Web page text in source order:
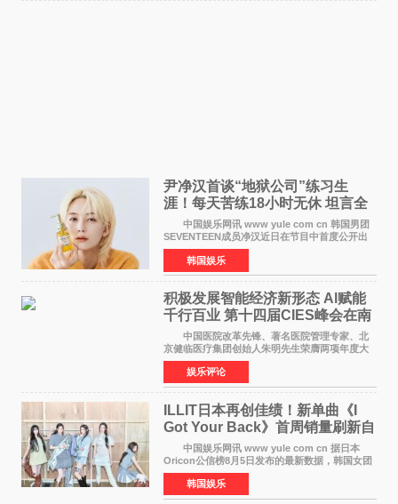
尹净汉首谈“地狱公司”练习生
涯！每天苦练18小时无休 坦言全
靠成员撑过来
中国娱乐网讯 www yule com cn 韩国男团
SEVENTEEN成员净汉近日在节目中首度公开出
道前的残酷练习生经历，并提及经纪公司Pledis
娱乐，引发广泛关注。 在8月2日播出的日本
TBS综艺节目《周
韩国娱乐
积极发展智能经济新形态 Al赋能
千行百业 第十四届CIES峰会在南
京盛大召开
中国医院改革先锋、著名医院管理专家、北
京健临医疗集团创始人朱明先生荣膺两项年度大
奖 2026年7月31日，盛夏金陵，长江之畔，
以重落地·真务实·强链接为主题的2026&lsquo;人
工智能+&rsquo
娱乐评论
ILLIT日本再创佳绩！新单曲《I
Got Your Back》首周销量刷新自
身纪录
中国娱乐网讯 www yule com cn 据日本
Oricon公信榜8月5日发布的最新数据，韩国女团
ILLIT在日本发行的第二张单曲《I Got Your
Back》首周销量达到71,009张，成功跻身最新一
期周单曲排行
韩国娱乐